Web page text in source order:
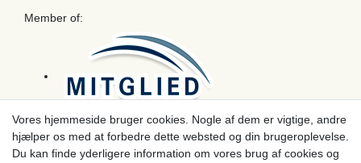
Member of:
Betaling
Vores hjemmeside bruger cookies. Nogle af dem er vigtige, andre
hjælper os med at forbedre dette websted og din brugeroplevelse.
Du kan finde yderligere information om vores brug af cookies og